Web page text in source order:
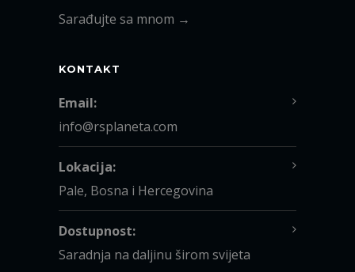
Sarađujte sa mnom →
KONTAKT
Email:
info@rsplaneta.com
Lokacija:
Pale, Bosna i Hercegovina
Dostupnost:
Saradnja na daljinu širom svijeta